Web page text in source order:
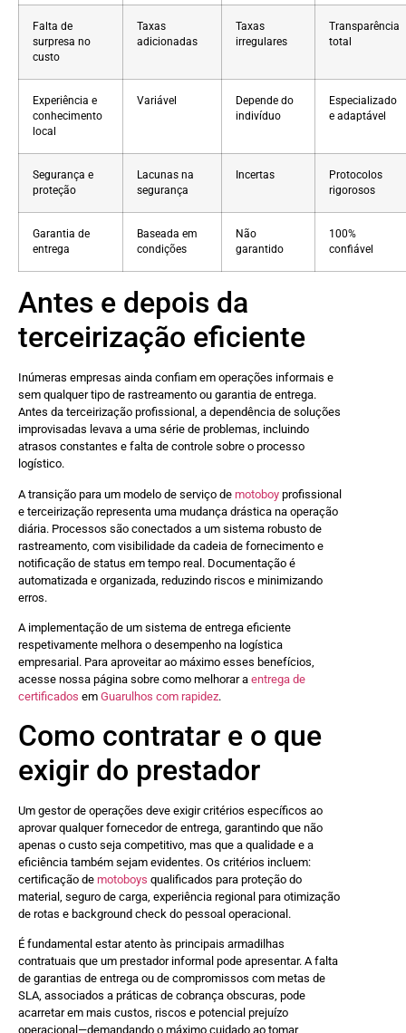
Falta de
surpresa no
custo
Taxas
adicionadas
Taxas
irregulares
Transparência
total
Experiência e
conhecimento
local
Variável
Depende do
indivíduo
Especializado
e adaptável
Segurança e
proteção
Lacunas na
segurança
Incertas
Protocolos
rigorosos
Garantia de
entrega
Baseada em
condições
Não
garantido
100%
confiável
Antes e depois da
terceirização eficiente
Inúmeras empresas ainda confiam em operações informais e
sem qualquer tipo de rastreamento ou garantia de entrega.
Antes da terceirização profissional, a dependência de soluções
improvisadas levava a uma série de problemas, incluindo
atrasos constantes e falta de controle sobre o processo
logístico.
A transição para um modelo de serviço de motoboy profissional
e terceirização representa uma mudança drástica na operação
diária. Processos são conectados a um sistema robusto de
rastreamento, com visibilidade da cadeia de fornecimento e
notificação de status em tempo real. Documentação é
automatizada e organizada, reduzindo riscos e minimizando
erros.
A implementação de um sistema de entrega eficiente
respetivamente melhora o desempenho na logística
empresarial. Para aproveitar ao máximo esses benefícios,
acesse nossa página sobre como melhorar a entrega de
certificados em Guarulhos com rapidez.
Como contratar e o que
exigir do prestador
Um gestor de operações deve exigir critérios específicos ao
aprovar qualquer fornecedor de entrega, garantindo que não
apenas o custo seja competitivo, mas que a qualidade e a
eficiência também sejam evidentes. Os critérios incluem:
certificação de motoboys qualificados para proteção do
material, seguro de carga, experiência regional para otimização
de rotas e background check do pessoal operacional.
É fundamental estar atento às principais armadilhas
contratuais que um prestador informal pode apresentar. A falta
de garantias de entrega ou de compromissos com metas de
SLA, associados a práticas de cobrança obscuras, pode
acarretar em mais custos, riscos e potencial prejuízo
operacional—demandando o máximo cuidado ao tomar